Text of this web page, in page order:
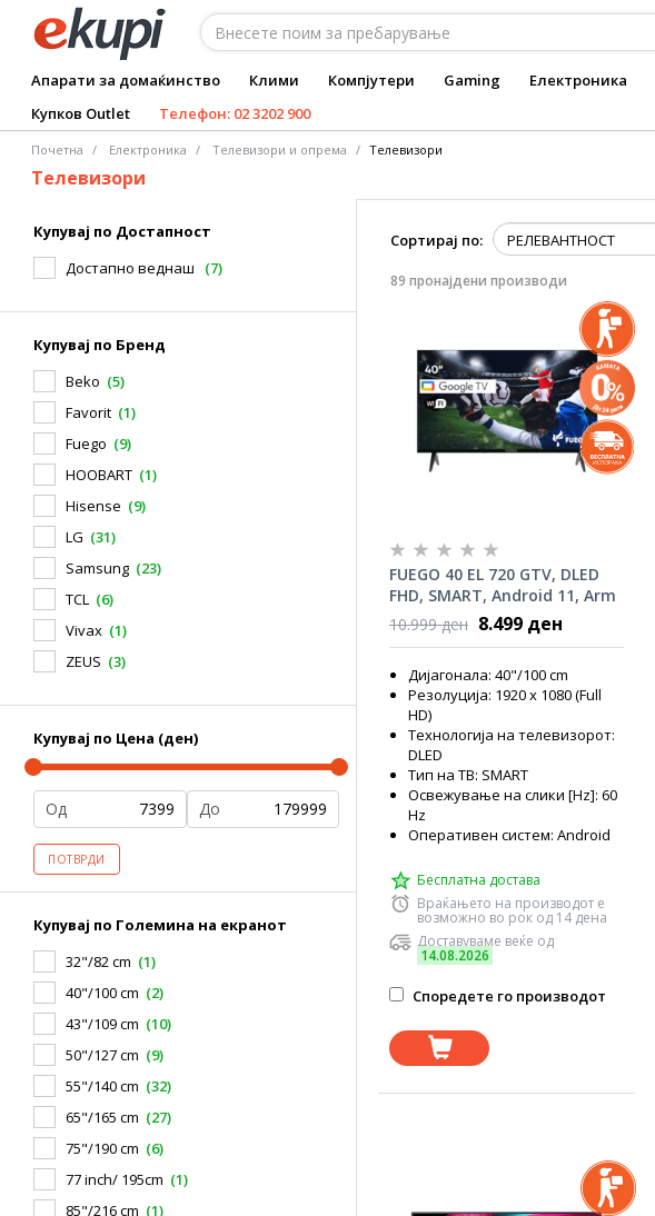
Апарати за домаќинство Клими Компјутери Gaming Електроника
Купков Outlet
Телефон: 02 3202 900
Почетна Електроника Телевизори и опрема Tелевизори
Tелевизори
Купувај по Достапност
Достапно веднаш
(7)
Купувај по Бренд
Beko (5)
Favorit (1)
Fuego (9)
HOOBART (1)
Hisense (9)
LG (31)
Samsung (23)
TCL (6)
Vivax (1)
ZEUS (3)
Купувај по Цена (ден)
Од До
ПОТВРДИ
Купувај по Големина на екранот
32"/82 cm (1)
40"/100 cm (2)
43"/109 cm (10)
50"/127 cm (9)
55"/140 cm (32)
65"/165 cm (27)
75"/190 cm (6)
77 inch/ 195cm (1)
85"/216 cm (1)
Сортирај по:
89 пронајдени производи
FUEGO 40 EL 720 GTV, DLED
FHD, SMART, Android 11, Arm
Cortex-A55
10.999 ден 8.499 ден
Дијагонала: 40"/100 cm
Резолуција: 1920 x 1080 (Full
HD)
Технологија на телевизорот:
DLED
Тип на ТВ: SMART
Освежување на слики [Hz]: 60
Hz
Оперативен систем: Android
Бесплатна достава
Враќањето на производот е
возможно во рок од 14 дена
Доставуваме веќе од
14.08.2026
Споредете го производот